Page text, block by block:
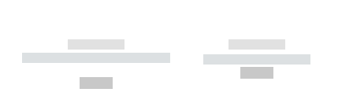
------------
----------- ----------- --------
------------
----------- -----------